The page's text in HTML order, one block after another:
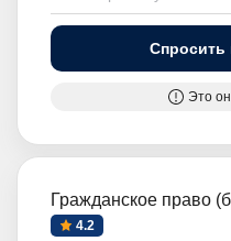
Спросить
Это
Гражданское право
4.2